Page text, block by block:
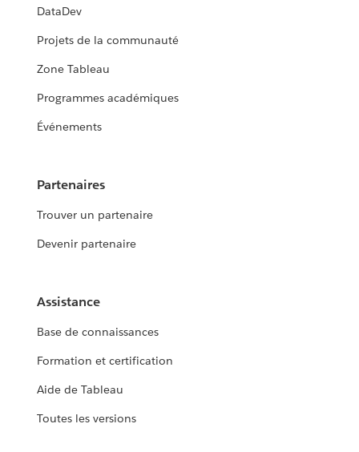
DataDev
Projets de la communauté
Zone Tableau
Programmes académiques
Événements
Partenaires
Trouver un partenaire
Devenir partenaire
Assistance
Base de connaissances
Formation et certification
Aide de Tableau
Toutes les versions